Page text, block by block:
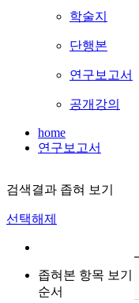
학술지
단행본
연구보고서
공개강의
home
연구보고서
검색결과 좁혀 보기
선택해제
좁혀본 항목 보기
순서